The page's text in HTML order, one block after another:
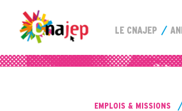
LE CNAJEP
EMPLOIS & MISSIONS